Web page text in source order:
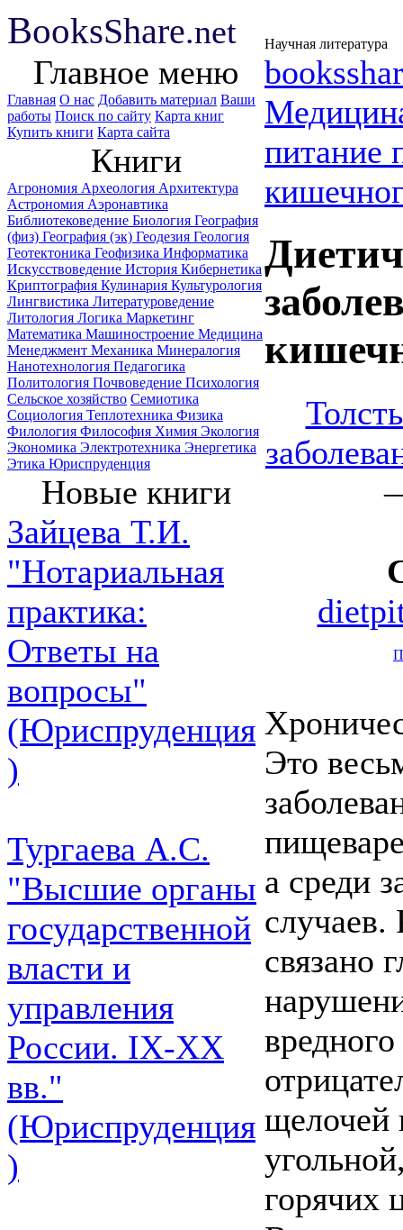
BooksShare.net Научная литература
Главное меню
Главная О нас Добавить материал Ваши
работы Поиск по сайту Карта книг
Купить книги Карта сайта
Книги
Агрономия Археология Архитектура
Астрономия Аэронавтика
Библиотековедение Биология География
(физ) География (эк) Геодезия Геология
Геотектоника Геофизика Информатика
Искусствоведение История Кибернетика
Криптография Кулинария Культурология
Лингвистика Литературоведение
Литология Логика Маркетинг
Математика Машиностроение Медицина
Менеджмент Механика Минералогия
Нанотехнология Педагогика
Политология Почвоведение Психология
Сельское хозяйство Семиотика
Социология Теплотехника Физика
Филология Философия Химия Экология
Экономика Электротехника Энергетика
Этика Юриспруденция
Новые книги
Зайцева Т.И.
"Нотариальная
практика:
Ответы на
вопросы"
(Юриспруденция
)
Тургаева А.С.
"Высшие органы
государственной
власти и
управления
России. IХ-ХХ
вв."
(Юриспруденция
)
питание
Это
а среди
случаев.
связано
щелочей
горячих